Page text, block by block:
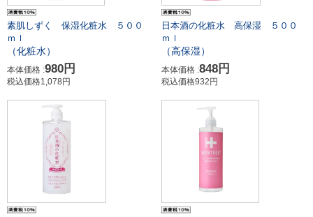
素肌しずく 保湿化粧水 ５００
ｍｌ
（化粧水）
本体価格 :980円
税込価格1,078円
日本酒の化粧水 高保湿 ５００
ｍｌ
（高保湿）
本体価格 :848円
税込価格932円